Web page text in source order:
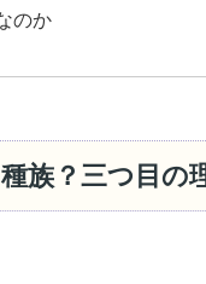
のか
族？三つ目の